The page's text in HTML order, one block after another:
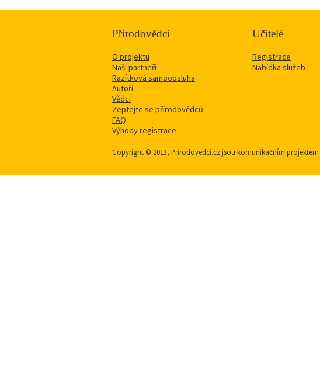
Přírodovědci
O projektu
Naši partneři
Razítková samoobsluha
Autoři
Vědci
Zeptejte se přírodovědců
FAQ
Výhody registrace
Učitelé
Registrace
Nabídka služeb
Copyright © 2013, Prirodovedci.cz jsou komunikačním projektem